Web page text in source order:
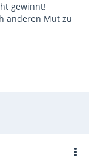
gewinnt!
anderen Mut zu